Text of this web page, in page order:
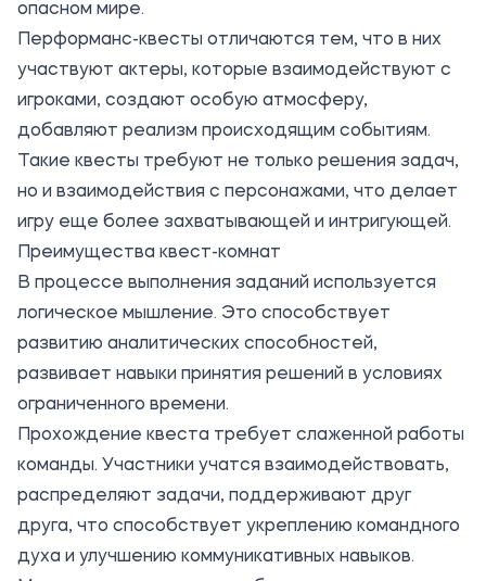
опасном мире.
Перформанс-квесты отличаются тем, что в них
участвуют актеры, которые взаимодействуют с
игроками, создают особую атмосферу,
добавляют реализм происходящим событиям.
Такие квесты требуют не только решения задач,
но и взаимодействия с персонажами, что делает
игру еще более захватывающей и интригующей.
Преимущества квест-комнат
В процессе выполнения заданий используется
логическое мышление. Это способствует
развитию аналитических способностей,
развивает навыки принятия решений в условиях
ограниченного времени.
Прохождение квеста требует слаженной работы
команды. Участники учатся взаимодействовать,
распределяют задачи, поддерживают друг
друга, что способствует укреплению командного
духа и улучшению коммуникативных навыков.